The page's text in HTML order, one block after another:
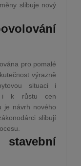
slibuje nový
pro pomalé
výrazně
situaci i
i k růstu cen
je návrh nového
slibují